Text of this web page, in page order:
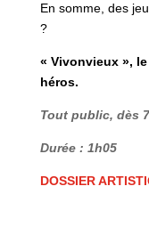
En somme, des
?
« Vivonvieux »,
héros.
Tout public, dès
Durée : 1h05
DOSSIER